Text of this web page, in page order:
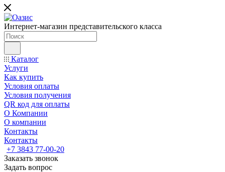
Интернет-магазин представительского класса
Каталог
Услуги
Как купить
Условия оплаты
Условия получения
QR код для оплаты
О Компании
О компании
Контакты
Контакты
+7 3843 77-00-20
Заказать звонок
Задать вопрос